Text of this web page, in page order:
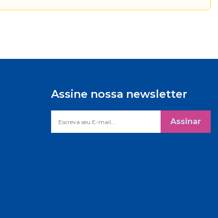
Assine nossa newsletter
Assinar